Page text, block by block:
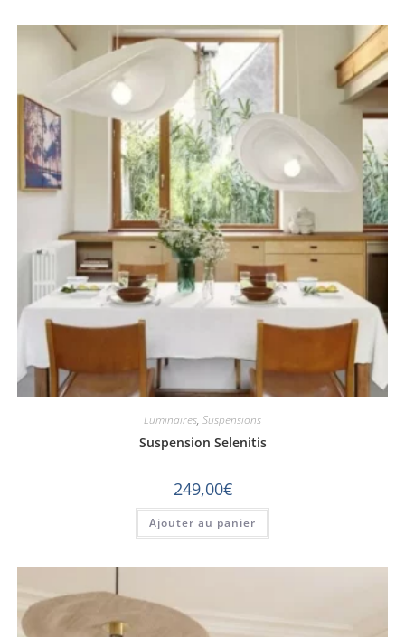
Luminaires, Suspensions
Suspension Selenitis
249,00€
Ajouter au panier